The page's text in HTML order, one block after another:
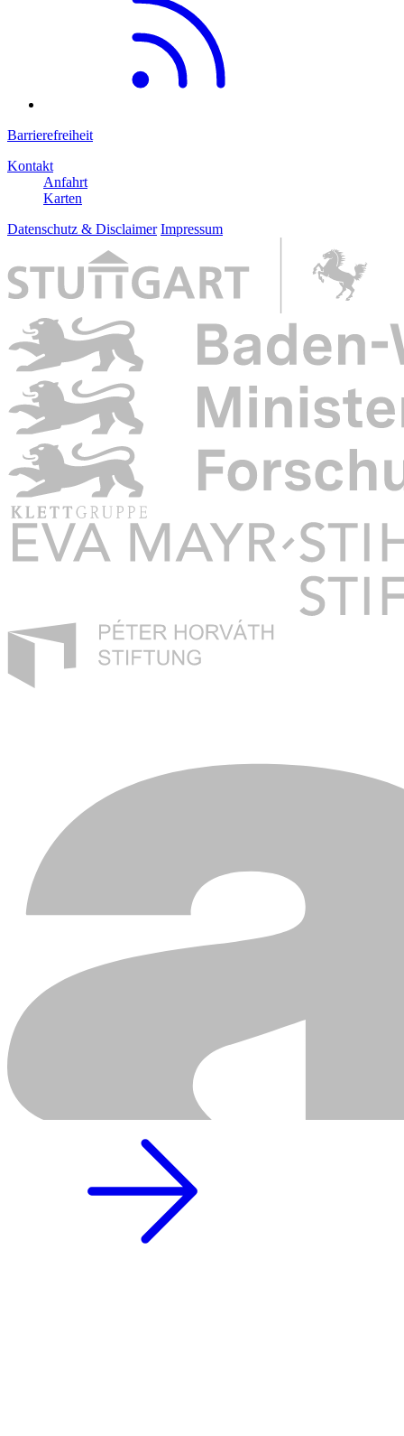
Barrierefreiheit
Kontakt
Anfahrt
Karten
Datenschutz & Disclaimer Impressum